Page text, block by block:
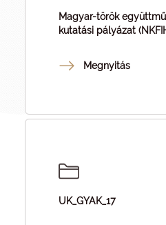
Magyar-török
kutatási pályázat
Megnyitás
UK_GYAK_17